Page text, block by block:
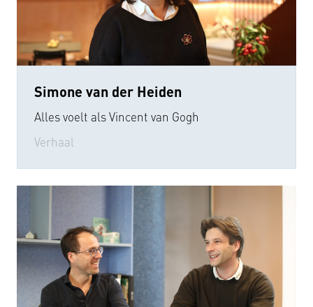
Simone van der Heiden
Alles voelt als Vincent van Gogh
Verhaal